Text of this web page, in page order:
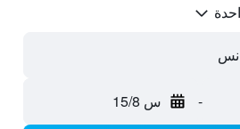
- س 15/8